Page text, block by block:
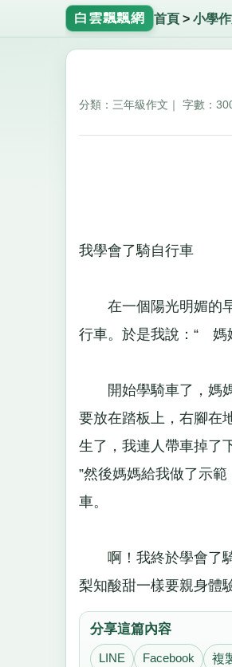
白雲飄飄網 首頁> 小學
分類：三年級作文｜ 字數：
我學會了騎自行車
在一個陽光明媚的早
行車。於是我說：“ 媽
開始學騎車了，媽媽
要放在踏板上，右腳在
生了，我連人帶車掉了
”然後媽媽給我做了示
車。
啊！我終於學會了騎
梨知酸甜一樣要親身體驗
分享這篇內容
LINE Facebook 複